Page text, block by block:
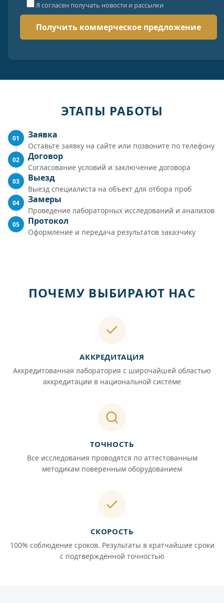
Я согласен получать новости и рассылки
ЭТАПЫ РАБОТЫ
01 Заявка
Оставьте заявку на сайте или позвоните по телефону
02 Договор
Согласование условий и заключение договора
03 Выезд
Выезд специалиста на объект для отбора проб
04 Замеры
Проведение лабораторных исследований и анализов
05 Протокол
Оформление и передача результатов заказчику
ПОЧЕМУ ВЫБИРАЮТ НАС
АККРЕДИТАЦИЯ
Аккредитованная лаборатория с широчайшей областью
аккредитации в национальной системе
ТОЧНОСТЬ
Все исследования проводятся по аттестованным
методикам поверенным оборудованием
СКОРОСТЬ
100% соблюдение сроков. Результаты в кратчайшие сроки
с подтверждённой точностью